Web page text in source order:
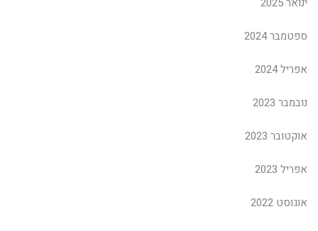
ספטמבר 2024
אפריל 2024
נובמבר 2023
אוקטובר 2023
אפריל 2023
אוגוסט 2022